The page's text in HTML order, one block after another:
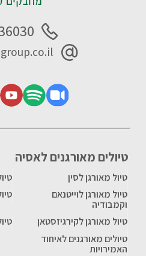
טיולים מאורגנים לאסיה
טיול מאורגן לסין
טיול מאורגן לוייטנאם
וקמבודיה
טיול מאורגן לקירגיזסטאן
טיולים מאורגנים לאיחוד
האמירויות